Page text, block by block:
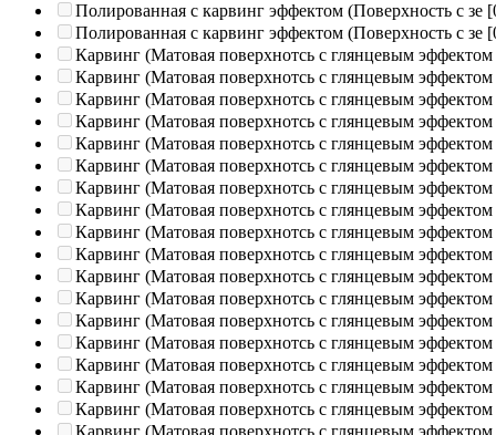
Полированная c карвинг эффектом (Поверхность с зе
Полированная c карвинг эффектом (Поверхность с зе
Карвинг (Матовая поверхнотсь с глянцевым эффектом
Карвинг (Матовая поверхнотсь с глянцевым эффектом
Карвинг (Матовая поверхнотсь с глянцевым эффектом
Карвинг (Матовая поверхнотсь с глянцевым эффектом
Карвинг (Матовая поверхнотсь с глянцевым эффектом
Карвинг (Матовая поверхнотсь с глянцевым эффектом
Карвинг (Матовая поверхнотсь с глянцевым эффектом
Карвинг (Матовая поверхнотсь с глянцевым эффектом
Карвинг (Матовая поверхнотсь с глянцевым эффектом
Карвинг (Матовая поверхнотсь с глянцевым эффектом
Карвинг (Матовая поверхнотсь с глянцевым эффектом
Карвинг (Матовая поверхнотсь с глянцевым эффектом
Карвинг (Матовая поверхнотсь с глянцевым эффектом
Карвинг (Матовая поверхнотсь с глянцевым эффектом
Карвинг (Матовая поверхнотсь с глянцевым эффектом
Карвинг (Матовая поверхнотсь с глянцевым эффектом
Карвинг (Матовая поверхнотсь с глянцевым эффектом